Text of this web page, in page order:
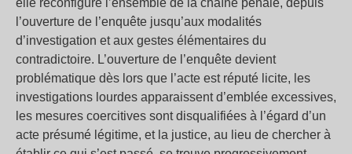
elle reconfigure l’ensemble de la chaîne pénale, depuis
l’ouverture de l’enquête jusqu’aux modalités
d’investigation et aux gestes élémentaires du
contradictoire. L’ouverture de l’enquête devient
problématique dès lors que l’acte est réputé licite, les
investigations lourdes apparaissent d’emblée excessives,
les mesures coercitives sont disqualifiées à l’égard d’un
acte présumé légitime, et la justice, au lieu de chercher à